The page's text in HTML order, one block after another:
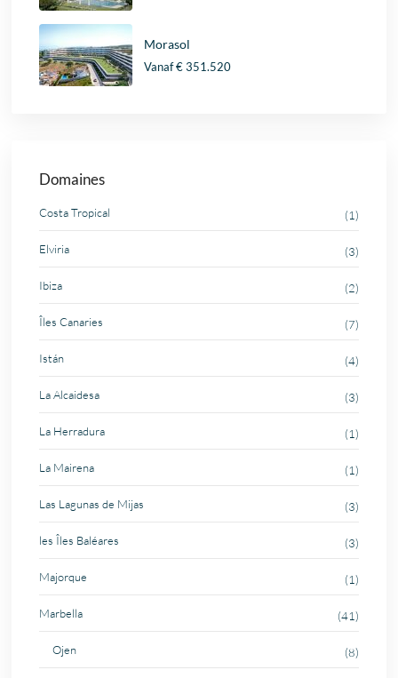
Morasol
Vanaf€ 351.520
Domaines
Costa Tropical (1)
Elviria (3)
Ibiza (2)
Îles Canaries (7)
Istán (4)
La Alcaidesa (3)
La Herradura (1)
La Mairena (1)
Las Lagunas de Mijas (3)
les Îles Baléares (3)
Majorque (1)
Marbella (41)
Ojen (8)